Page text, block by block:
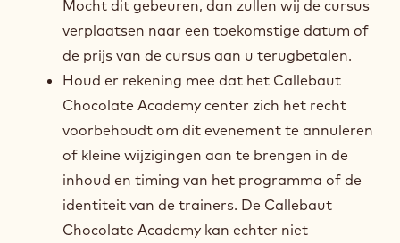
Mocht dit gebeuren, dan zullen wij de cursus
verplaatsen naar een toekomstige datum of
de prijs van de cursus aan u terugbetalen.
Houd er rekening mee dat het Callebaut
Chocolate Academy center zich het recht
voorbehoudt om dit evenement te annuleren
of kleine wijzigingen aan te brengen in de
inhoud en timing van het programma of de
identiteit van de trainers. De Callebaut
Chocolate Academy kan echter niet